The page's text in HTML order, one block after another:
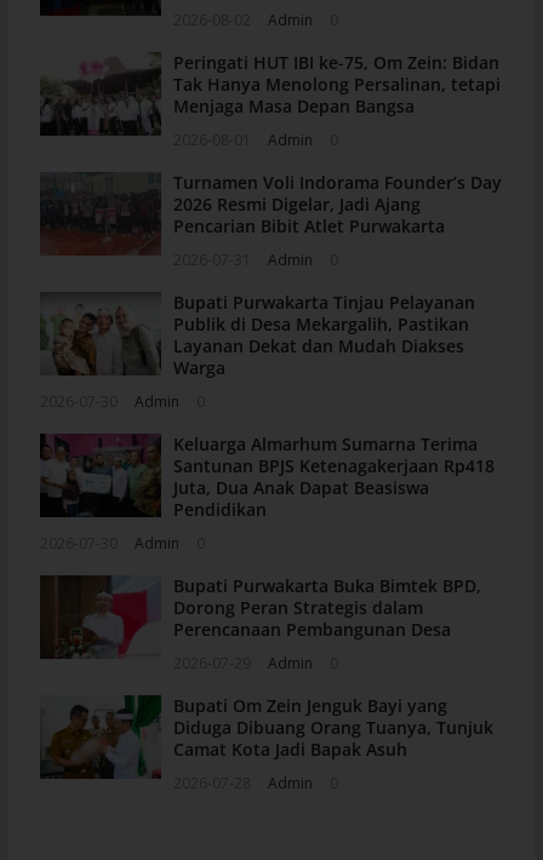
Admin
Peringati HUT IBI ke-75, Om Zein: Bidan
Tak Hanya Menolong Persalinan, tetapi
Menjaga Masa Depan Bangsa
Admin
Turnamen Voli Indorama Founder’s Day
2026 Resmi Digelar, Jadi Ajang
Pencarian Bibit Atlet Purwakarta
Admin
Bupati Purwakarta Tinjau Pelayanan
Publik di Desa Mekargalih, Pastikan
Layanan Dekat dan Mudah Diakses
Warga
Admin
Keluarga Almarhum Sumarna Terima
Santunan BPJS Ketenagakerjaan Rp418
Juta, Dua Anak Dapat Beasiswa
Pendidikan
Admin
Bupati Purwakarta Buka Bimtek BPD,
Dorong Peran Strategis dalam
Perencanaan Pembangunan Desa
Admin
Bupati Om Zein Jenguk Bayi yang
Diduga Dibuang Orang Tuanya, Tunjuk
Camat Kota Jadi Bapak Asuh
Admin